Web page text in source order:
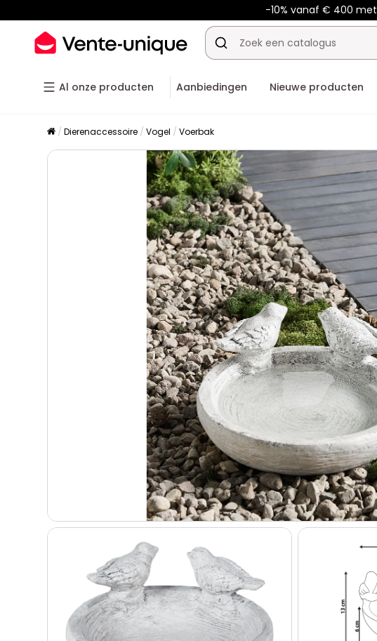
-10% vanaf € 400 met
Al onze producten Aanbiedingen Nieuwe producten
Dierenaccessoire Vogel Voerbak